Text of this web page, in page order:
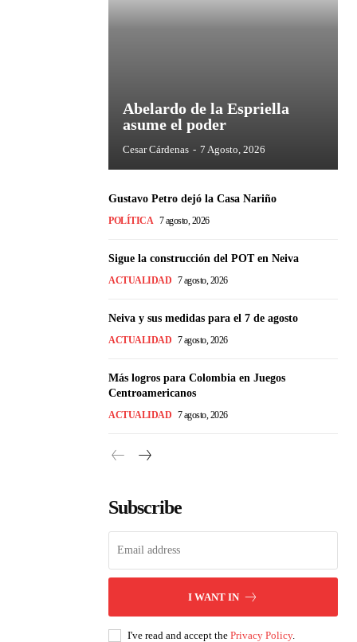
Abelardo de la Espriella
asume el poder
Cesar Cárdenas - 7 Agosto, 2026
Gustavo Petro dejó la Casa Nariño
POLÍTICA 7 agosto, 2026
Sigue la construcción del POT en Neiva
ACTUALIDAD 7 agosto, 2026
Neiva y sus medidas para el 7 de agosto
ACTUALIDAD 7 agosto, 2026
Más logros para Colombia en Juegos
Centroamericanos
ACTUALIDAD 7 agosto, 2026
Subscribe
I WANT IN
I've read and accept the Privacy Policy.